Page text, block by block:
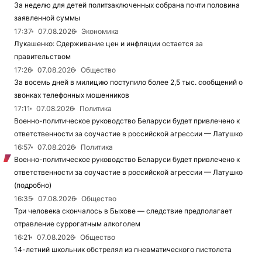
За неделю для детей политзаключенных собрана почти половина
заявленной суммы
17:37
07.08.2026
Экономика
Лукашенко: Сдерживание цен и инфляции остается за
правительством
17:26
07.08.2026
Общество
За восемь дней в милицию поступило более 2,5 тыс. сообщений о
звонках телефонных мошенников
17:11
07.08.2026
Политика
Военно-политическое руководство Беларуси будет привлечено к
ответственности за соучастие в российской агрессии — Латушко
16:57
07.08.2026
Политика
Военно-политическое руководство Беларуси будет привлечено к
ответственности за соучастие в российской агрессии — Латушко
(подробно)
16:35
07.08.2026
Общество
Три человека скончалось в Быхове — следствие предполагает
отравление суррогатным алкоголем
16:21
07.08.2026
Общество
14-летний школьник обстрелял из пневматического пистолета